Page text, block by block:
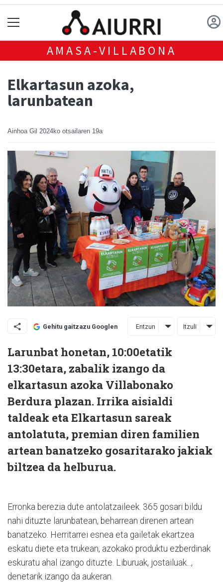
AMASA-VILLABONA
Elkartasun azoka,
larunbatean
Ainhoa Gil 2024ko otsailaren 19a
Gehitu gaitzazu Googlen Entzun Itzuli
Larunbat honetan, 10:00etatik
13:30etara, zabalik izango da
elkartasun azoka Villabonako
Berdura plazan. Irrika aisialdi
taldeak eta Elkartasun sareak
antolatuta, premian diren familien
artean banatzeko gosaritarako jakiak
biltzea da helburua.
Erronka berezia dute antolatzaileek. 365 gosari bildu
nahi dituzte larunbatean, beharrean direnen artean
banatzeko. Herritarrei esnea eta gailetak ekartzea
eskatu diete eta trukean, azokako produktu ezberdinak
eskuratu ahal izango dituzte. Liburuak, jostailuak...,
denetarik izango da aukeran.